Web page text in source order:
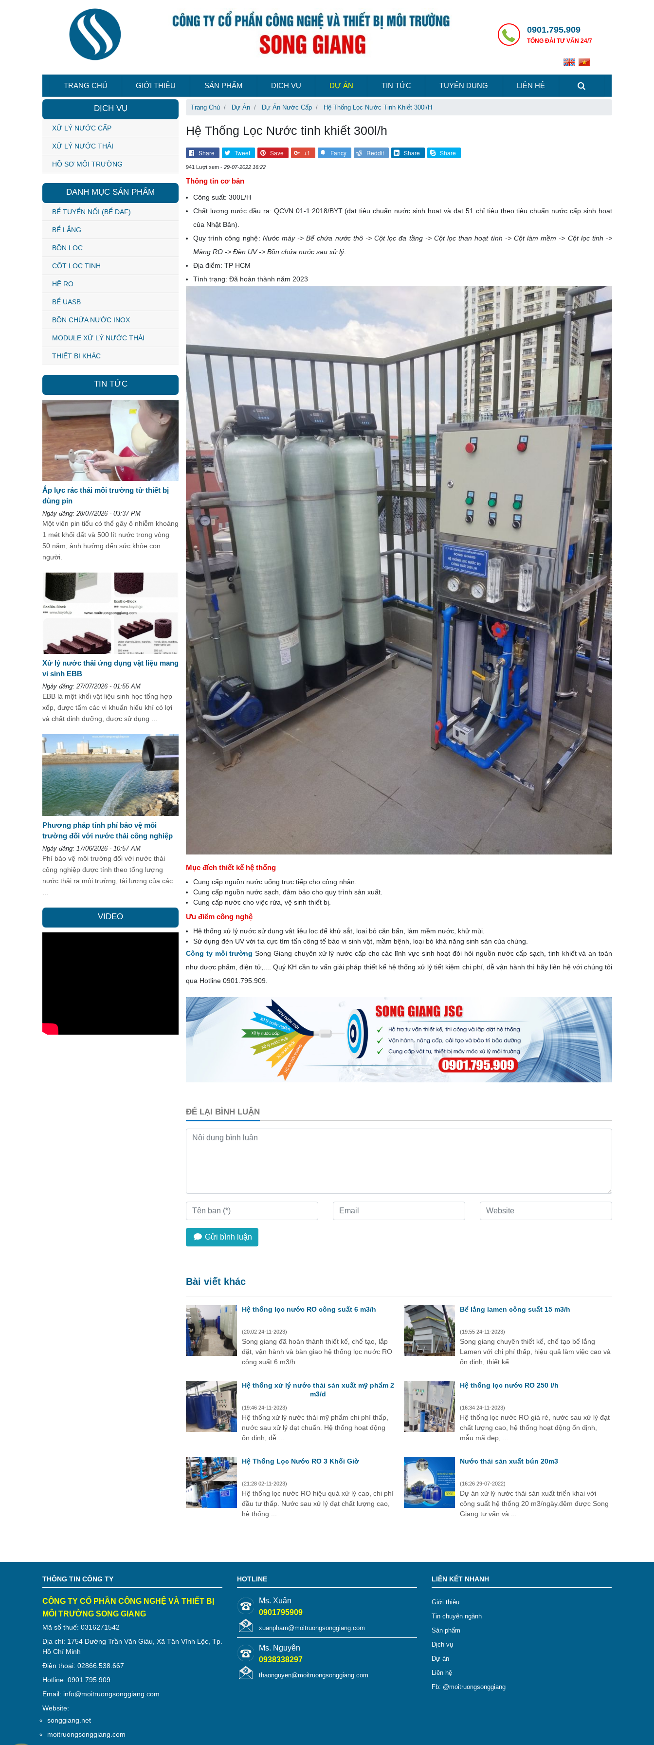
0901.795.909
TỔNG ĐÀI TƯ VẤN 24/7
TRANG CHỦ GIỚI THIỆU SẢN PHẨM DỊCH VỤ DỰ ÁN TIN TỨC TUYỂN DỤNG LIÊN HỆ
Trang Chủ Dự Án Dự Án Nước Cấp Hệ Thống Lọc Nước Tinh Khiết 300l/h
Hệ Thống Lọc Nước tinh khiết 300l/h
Share Tweet Save +1 Fancy Reddit Share Share
941 Lượt xem - 29-07-2022 16:22
Thông tin cơ bản
Công suất: 300L/H
Chất lượng nước đầu ra: QCVN 01-1:2018/BYT (đạt tiêu chuẩn nước sinh hoạt và đạt 51 chỉ tiêu theo tiêu chuẩn nước cấp sinh hoạt
của Nhật Bản).
Quy trình công nghệ: Nước máy -> Bể chứa nước thô -> Cột lọc đa tầng -> Cột lọc than hoạt tính -> Cột làm mềm -> Cột lọc tinh ->
Màng RO -> Đèn UV -> Bồn chứa nước sau xử lý.
Địa điểm: TP HCM
Tình trạng: Đã hoàn thành năm 2023
Mục đích thiết kế hệ thống
Cung cấp nguồn nước uống trực tiếp cho công nhân.
Cung cấp nguồn nước sạch, đảm bảo cho quy trình sản xuất.
Cung cấp nước cho việc rửa, vệ sinh thiết bị.
Ưu điểm công nghệ
Hệ thống xử lý nước sử dụng vật liệu lọc để khử sắt, loại bỏ cặn bẩn, làm mềm nước, khử mùi.
Sử dụng đèn UV với tia cực tím tấn công tế bào vi sinh vật, mầm bệnh, loại bỏ khả năng sinh sản của chúng.
Công ty môi trường Song Giang chuyên xử lý nước cấp cho các lĩnh vực sinh hoạt đòi hỏi nguồn nước cấp sạch, tinh khiết và an toàn
như dược phẩm, điện tử,.... Quý KH cần tư vấn giải pháp thiết kế hệ thống xử lý tiết kiệm chi phí, dễ vận hành thì hãy liên hệ với chúng tôi
qua Hotline 0901.795.909
ĐỂ LẠI BÌNH LUẬN
Gửi bình luận
Bài viết khác
Hệ thống lọc nước RO công suất 6 m3/h
(20:02 24-11-2023)
Song giang đã hoàn thành thiết kế, chế tạo, lắp
đặt, vận hành và bàn giao hệ thống lọc nước RO
công suất 6 m3/h. ...
Bể lắng lamen công suất 15 m3/h
(19:55 24-11-2023)
Song giang chuyên thiết kế, chế tạo bể lắng
Lamen với chi phí thấp, hiệu quả làm việc cao và
ổn định, thiết kế ...
Hệ thống xử lý nước thải sản xuất mỹ phẩm 2
m3/d
(19:46 24-11-2023)
Hệ thống xử lý nước thải mỹ phẩm chi phí thấp,
nước sau xử lý đạt chuẩn. Hệ thống hoạt động
ổn định, dễ ...
Hệ thống lọc nước RO 250 l/h
(16:34 24-11-2023)
Hệ thống lọc nước RO giá rẻ, nước sau xử lý đạt
chất lượng cao, hệ thống hoạt động ổn định,
mẫu mã đẹp, ...
Hệ Thống Lọc Nước RO 3 Khối Giờ
(21:28 02-11-2023)
Hệ thống lọc nước RO hiệu quả xử lý cao, chi phí
đầu tư thấp. Nước sau xử lý đạt chất lượng cao,
hệ thống ...
Nước thải sản xuất bún 20m3
(16:26 29-07-2022)
Dự án xử lý nước thải sản xuất triển khai với
công suất hệ thống 20 m3/ngày.đêm được Song
Giang tư vấn và ...
DỊCH VỤ
XỬ LÝ NƯỚC CẤP
XỬ LÝ NƯỚC THẢI
HỒ SƠ MÔI TRƯỜNG
DANH MỤC SẢN PHẨM
BỂ TUYỂN NỔI (BỂ DAF)
BỂ LẮNG
BỒN LỌC
CỘT LỌC TINH
HỆ RO
BỂ UASB
BỒN CHỨA NƯỚC INOX
MODULE XỬ LÝ NƯỚC THẢI
THIẾT BỊ KHÁC
TIN TỨC
Áp lực rác thải môi trường từ thiết bị
dùng pin
Ngày đăng: 28/07/2026 - 03:37 PM
Một viên pin tiểu có thể gây ô nhiễm khoảng
1 mét khối đất và 500 lít nước trong vòng
50 năm, ảnh hưởng đến sức khỏe con
người.
Xử lý nước thải ứng dụng vật liệu mang
vi sinh EBB
Ngày đăng: 27/07/2026 - 01:55 AM
EBB là một khối vật liệu sinh học tổng hợp
xốp, được tẩm các vi khuẩn hiếu khí có lợi
và chất dinh dưỡng, được sử dụng ...
Phương pháp tính phí bảo vệ môi
trường đối với nước thải công nghiệp
Ngày đăng: 17/06/2026 - 10:57 AM
Phí bảo vệ môi trường đối với nước thải
công nghiệp được tính theo tổng lượng
nước thải ra môi trường, tải lượng của các
VIDEO
THÔNG TIN CÔNG TY
CÔNG TY CỔ PHẦN CÔNG NGHỆ VÀ THIẾT BỊ
MÔI TRƯỜNG SONG GIANG
Mã số thuế: 0316271542
Địa chỉ: 1754 Đường Trần Văn Giàu, Xã Tân Vĩnh Lộc, Tp.
Hồ Chí Minh
Điện thoại: 02866.538.667
Hotline: 0901.795.909
Email: info@moitruongsonggiang.com
Website:
songgiang.net
moitruongsonggiang.com
HOTLINE
Ms. Xuân
0901795909
xuanpham@moitruongsonggiang.com
Ms. Nguyên
0938338297
thaonguyen@moitruongsonggiang.com
LIÊN KẾT NHANH
Giới thiệu
Tin chuyên ngành
Sản phẩm
Dịch vụ
Dự án
Liên hệ
Fb: @moitruongsonggiang